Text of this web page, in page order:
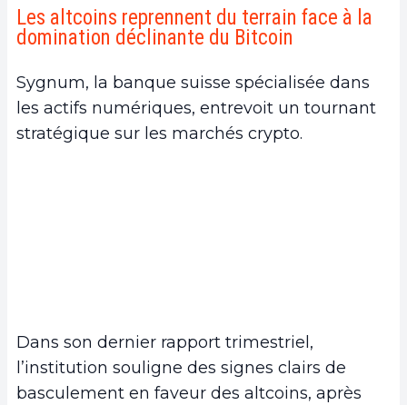
Les altcoins reprennent du terrain face à la
domination déclinante du Bitcoin
Sygnum, la banque suisse spécialisée dans
les actifs numériques, entrevoit un tournant
stratégique sur les marchés crypto.
Dans son dernier rapport trimestriel,
l’institution souligne des signes clairs de
basculement en faveur des altcoins, après